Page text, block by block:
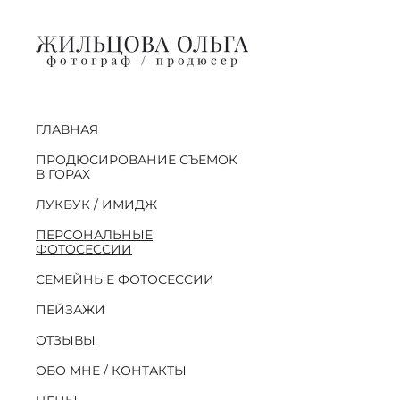
ГЛАВНАЯ
ПРОДЮСИРОВАНИЕ СЪЕМОК
В ГОРАХ
ЛУКБУК / ИМИДЖ
ПЕРСОНАЛЬНЫЕ
ФОТОСЕССИИ
СЕМЕЙНЫЕ ФОТОСЕССИИ
ПЕЙЗАЖИ
ОТЗЫВЫ
ОБО МНЕ / КОНТАКТЫ